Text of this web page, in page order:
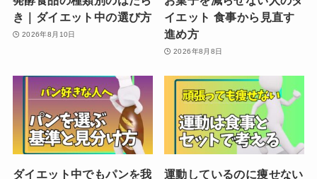
き｜ダイエット中の選び方
2026年8月10日
イエット 食事から見直す
進め方
2026年8月8日
ダイエット中でもパンを我
運動しているのに痩せない